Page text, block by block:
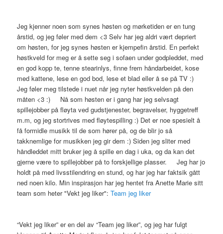
Jeg kjenner noen som synes høsten og mørketiden er en tung
årstid, og jeg føler med dem <3 Selv har jeg aldri vært depriert
om høsten, for jeg synes høsten er kjempefin årstid. En perfekt
høstkveld for meg er å sette seg i sofaen under godpleddet, med
en god kopp te, tenne stearinlys, finne frem håndarbeidet, kose
med kattene, lese en god bod, lese et blad eller å se på TV :)
Jeg føler meg tilstede i nuet når jeg nyter høstkvelden på den
måten <3 :) Nå som høsten er i gang har jeg selvsagt
spillejobber på fløyta ved gudstjenester, begravelser, hyggetreff
m.m, og jeg stortrives med fløytespilling :) Det er noe spesielt å
få formidle musikk til de som hører på, og de blir jo så
takknemlige for musikken jeg gir dem :) Siden jeg sliter med
håndleddet mitt bruker jeg å spille en dag i uka, og da kan det
gjerne være to spillejobber på to forskjellige plasser. Jeg har jo
holdt på med livsstilendring en stund, og har jeg har faktsik gått
ned noen kilo. Min inspirasjon har jeg hentet fra Anette Marie sitt
team som heter "Vekt jeg liker":Team jeg liker
“Vekt jeg liker” er en del av “Team jeg liker”, og jeg har fulgt